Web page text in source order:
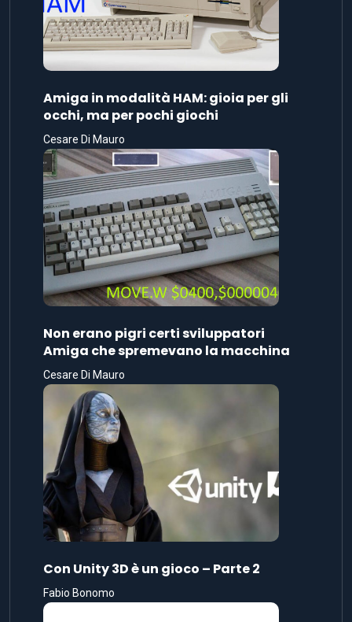
Amiga in modalità HAM: gioia per gli
occhi, ma per pochi giochi
Cesare Di Mauro
Non erano pigri certi sviluppatori
Amiga che spremevano la macchina
Cesare Di Mauro
Con Unity 3D è un gioco – Parte 2
Fabio Bonomo